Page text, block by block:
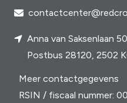
Anna van Saksenlaan
Postbus 28120, 2502
Meer contactgegevens
RSIN / fiscaal nummer: